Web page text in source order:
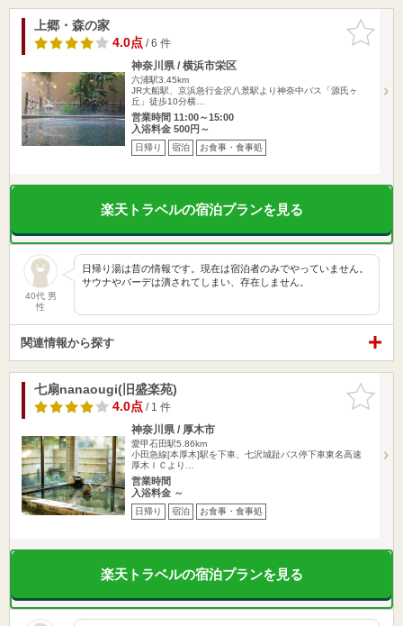
お気に入
りに追加
上郷・森の家
4.0点/ 6 件
神奈川県 / 横浜市栄区
六浦駅3.45km
JR大船駅、京浜急行金沢八景駅より神奈中バス「源氏ヶ
丘」徒歩10分横…
営業時間 11:00～15:00
入浴料金 500円～
日帰り 宿泊 お食事・食事処
楽天トラベルの宿泊プランを見る
40代 男
性
日帰り湯は昔の情報です。現在は宿泊者のみでやっていません。
サウナやバーデは潰されてしまい、存在しません。
関連情報から探す
お気に入
りに追加
七扇nanaougi(旧盛楽苑)
4.0点/ 1 件
神奈川県 / 厚木市
愛甲石田駅5.86km
小田急線[本厚木]駅を下車、七沢城趾バス停下車東名高速
厚木ＩＣより…
営業時間
入浴料金 ～
日帰り 宿泊 お食事・食事処
楽天トラベルの宿泊プランを見る